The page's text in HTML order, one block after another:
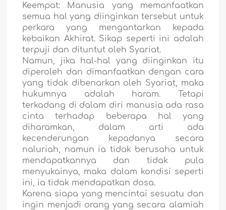
Keempat: Manusia yang memanfaatkan
semua hal yang diinginkan tersebut untuk
perkara yang mengantarkan kepada
kebaikan Akhirat. Sikap seperti ini adalah
terpuji dan dituntut oleh Syariat.
Namun, jika hal-hal yang diinginkan itu
diperoleh dan dimanfaatkan dengan cara
yang tidak dibenarkan oleh Syariat, maka
hukumnya adalah haram. Tetapi
terkadang di dalam diri manusia ada rasa
cinta terhadap beberapa hal yang
diharamkan, dalam arti ada
kecenderungan kepadanya secara
naluriah, namun ia tidak berusaha untuk
mendapatkannya dan tidak pula
menyukainya, maka dalam kondisi seperti
ini, ia tidak mendapatkan dosa.
Karena siapa yang mencintai sesuatu dan
ingin menjadi orang yang secara alamiah